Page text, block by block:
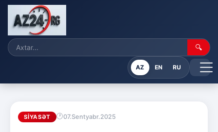
🔍
AZ EN RU
SIYASƏT 07.Sentyabr.2025